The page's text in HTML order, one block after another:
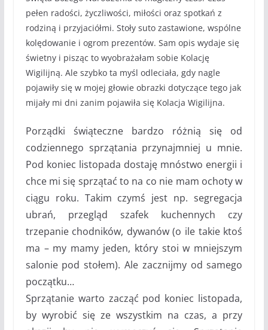
pełen radości, życzliwości, miłości oraz spotkań z
rodziną i przyjaciółmi. Stoły suto zastawione, wspólne
kolędowanie i ogrom prezentów. Sam opis wydaje się
świetny i pisząc to wyobrażałam sobie Kolację
Wigilijną. Ale szybko ta myśl odleciała, gdy nagle
pojawiły się w mojej głowie obrazki dotyczące tego jak
mijały mi dni zanim pojawiła się Kolacja Wigilijna.
Porządki świąteczne bardzo różnią się od
codziennego sprzątania przynajmniej u mnie.
Pod koniec listopada dostaję mnóstwo energii i
chce mi się sprzątać to na co nie mam ochoty w
ciągu roku. Takim czymś jest np. segregacja
ubrań, przegląd szafek kuchennych czy
trzepanie chodników, dywanów (o ile takie ktoś
ma – my mamy jeden, który stoi w mniejszym
salonie pod stołem). Ale zacznijmy od samego
początku…
Sprzątanie warto zacząć pod koniec listopada,
by wyrobić się ze wszystkim na czas, a przy